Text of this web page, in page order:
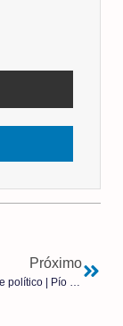
Próximo